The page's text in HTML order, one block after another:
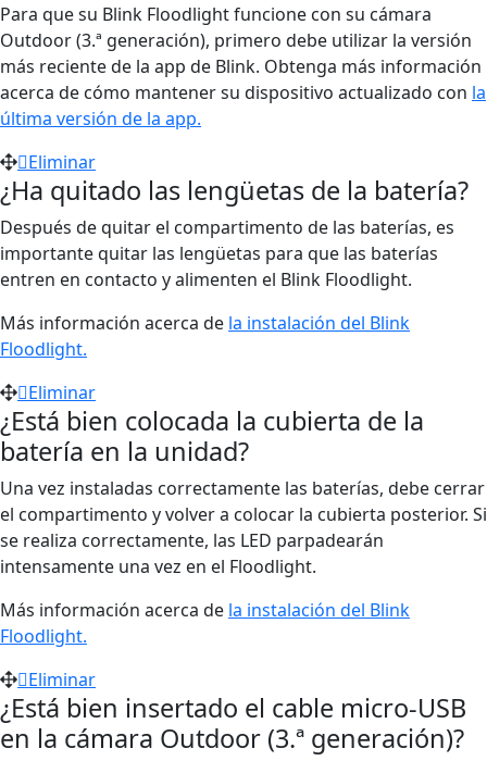
Para que su Blink Floodlight funcione con su cámara
Outdoor (3.ª generación), primero debe utilizar la versión
más reciente de la app de Blink. Obtenga más información
acerca de cómo mantener su dispositivo actualizado con la
última versión de la app.
Eliminar
¿Ha quitado las lengüetas de la batería?
Después de quitar el compartimento de las baterías, es
importante quitar las lengüetas para que las baterías
entren en contacto y alimenten el Blink Floodlight.
Más información acerca de la instalación del Blink
Floodlight.
Eliminar
¿Está bien colocada la cubierta de la
batería en la unidad?
Una vez instaladas correctamente las baterías, debe cerrar
el compartimento y volver a colocar la cubierta posterior. Si
se realiza correctamente, las LED parpadearán
intensamente una vez en el Floodlight.
Más información acerca de la instalación del Blink
Floodlight.
Eliminar
¿Está bien insertado el cable micro-USB
en la cámara Outdoor (3.ª generación)?